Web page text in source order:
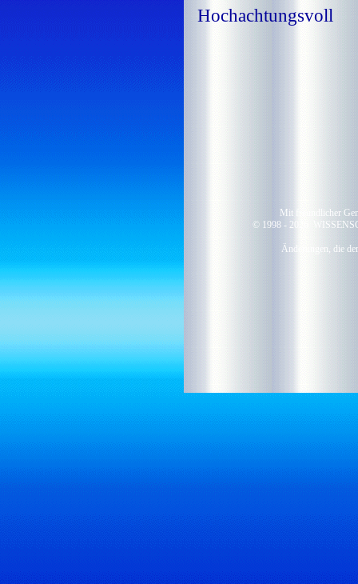
Hochachtungsvoll
Mit freundlicher
© 1998 - 2026
Änderungen, die